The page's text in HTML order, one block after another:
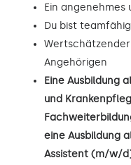
Ein
Du bist
Angehörigen
Eine Ausbildung
und
eine Ausbildung
Assistent (m/w/